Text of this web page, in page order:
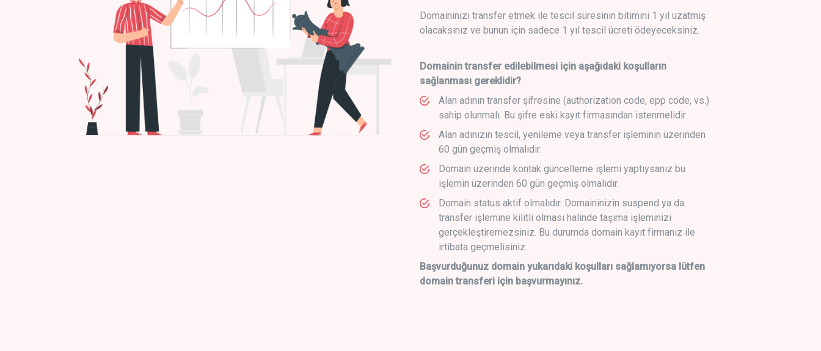
Domaininizi transfer etmek ile tescil süresinin bitimini 1 yıl uzatmış
olacaksınız ve bunun için sadece 1 yıl tescil ücreti ödeyeceksiniz.
Domainin transfer edilebilmesi için aşağıdaki koşulların
sağlanması gereklidir?
Alan adının transfer şifresine (authorization code, epp code, vs.)
sahip olunmalı. Bu şifre eski kayıt firmasından istenmelidir.
Alan adınızın tescil, yenileme veya transfer işleminin üzerinden
60 gün geçmiş olmalıdır.
Domain üzerinde kontak güncelleme işlemi yaptıysanız bu
işlemin üzerinden 60 gün geçmiş olmalıdır.
Domain status aktif olmalıdır. Domaininizin suspend ya da
transfer işlemine kilitli olması halinde taşıma işleminizi
gerçekleştiremezsiniz. Bu durumda domain kayıt firmanız ile
irtibata geçmelisiniz.
Başvurduğunuz domain yukarıdaki koşulları sağlamıyorsa lütfen
domain transferi için başvurmayınız.